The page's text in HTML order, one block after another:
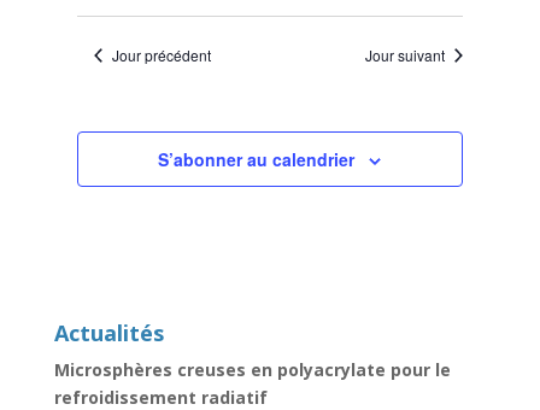
Jour précédent Jour suivant
S’abonner au calendrier
Actualités
Microsphères creuses en polyacrylate pour le
refroidissement radiatif